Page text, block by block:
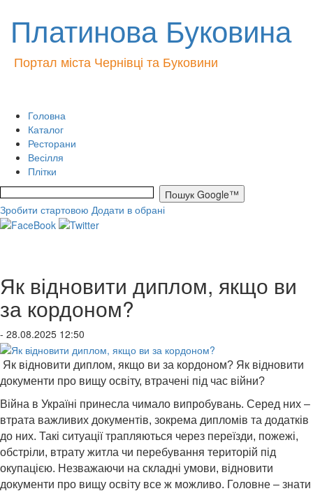
Платинова Буковина
Портал міста Чернівці та Буковини
Головна
Каталог
Ресторани
Весілля
Плітки
Зробити стартовою Додати в обрані
Як відновити диплом, якщо ви
за кордоном?
- 28.08.2025 12:50
Як відновити диплом, якщо ви за кордоном? Як відновити
документи про вищу освіту, втрачені під час війни?
Війна в Україні принесла чимало випробувань. Серед них –
втрата важливих документів, зокрема дипломів та додатків
до них. Такі ситуації трапляються через переїзди, пожежі,
обстріли, втрату житла чи перебування територій під
окупацією. Незважаючи на складні умови, відновити
документи про вищу освіту все ж можливо. Головне – знати